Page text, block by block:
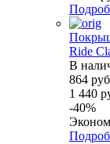
Ride
В
864
1 440
-40%